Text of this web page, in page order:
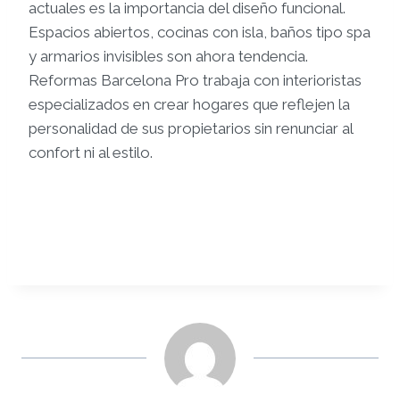
actuales es la importancia del diseño funcional.
Espacios abiertos, cocinas con isla, baños tipo spa
y armarios invisibles son ahora tendencia.
Reformas Barcelona Pro trabaja con interioristas
especializados en crear hogares que reflejen la
personalidad de sus propietarios sin renunciar al
confort ni al estilo.